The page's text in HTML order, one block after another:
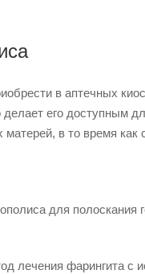
в аптечных
делает его доступным
в то время
для полоскания
лечения фарингита с